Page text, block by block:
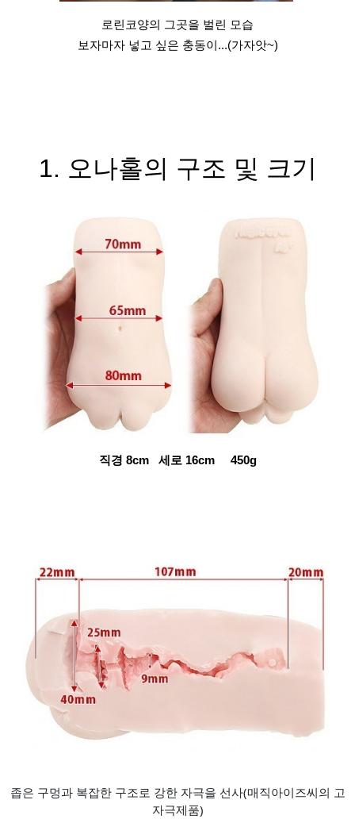
로린코양의 그곳을 벌린 모습
보자마자 넣고 싶은 충동이...(가자앗~)
1. 오나홀의 구조 및 크기
직경 8cm 세로 16cm 450g
좁은 구멍과 복잡한 구조로 강한 자극을 선사(매직아이즈씨의 고
자극제품)